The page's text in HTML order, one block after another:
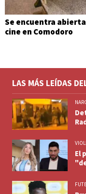
Se encuentra
cine en Comodoro
LAS MÁS LEÍDAS
El